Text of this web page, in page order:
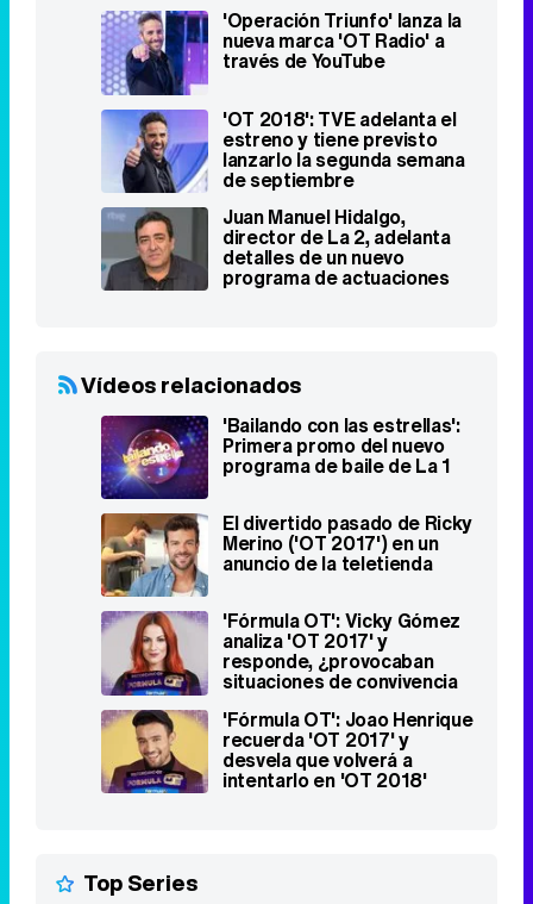
'Operación Triunfo' lanza la
nueva marca 'OT Radio' a
través de YouTube
'OT 2018': TVE adelanta el
estreno y tiene previsto
lanzarlo la segunda semana
de septiembre
Juan Manuel Hidalgo,
director de La 2, adelanta
detalles de un nuevo
programa de actuaciones
como 'Música sí'
Vídeos relacionados
'Bailando con las estrellas':
Primera promo del nuevo
programa de baile de La 1
El divertido pasado de Ricky
Merino ('OT 2017') en un
anuncio de la teletienda
'Fórmula OT': Vicky Gómez
analiza 'OT 2017' y
responde, ¿provocaban
situaciones de convivencia
'Fórmula OT': Joao Henrique
recuerda 'OT 2017' y
desvela que volverá a
intentarlo en 'OT 2018'
Top Series